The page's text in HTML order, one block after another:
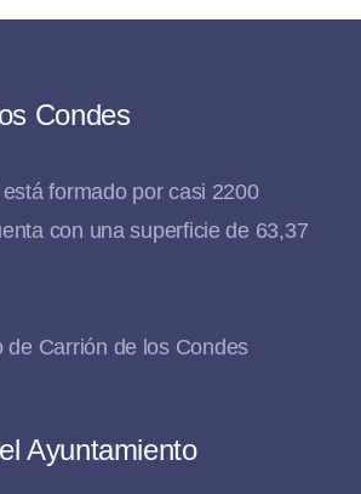
Condes
formado por casi 2200
con una superficie de 63,37
Ayuntamiento